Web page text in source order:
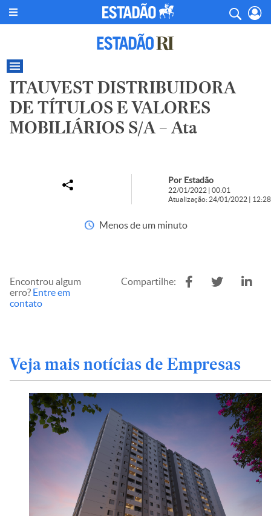
ITAUVEST DISTRIBUIDORA
DE TÍTULOS E VALORES
MOBILIÁRIOS S/A – Ata
Por Estadão
22/01/2022 | 00:01
Atualização: 24/01/2022 | 12:28
Menos de um minuto
Encontrou algum
erro? Entre em
contato
Compartilhe:
Veja mais notícias de Empresas